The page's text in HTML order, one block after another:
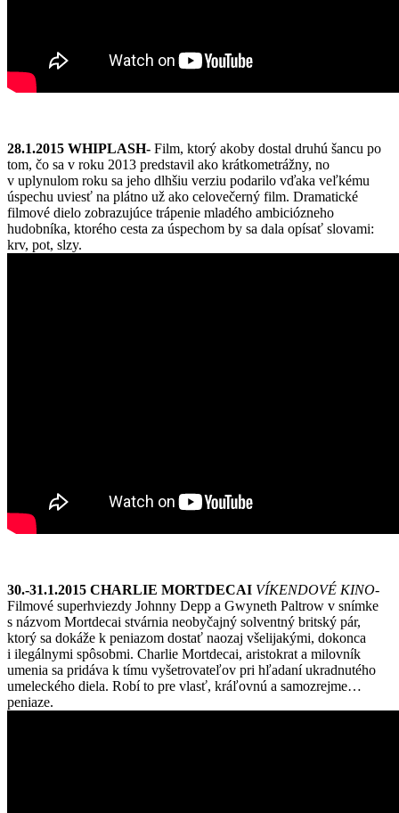
28.1.2015 WHIPLASH- Film, ktorý akoby dostal druhú šancu po
tom, čo sa v roku 2013 predstavil ako krátkometrážny, no
v uplynulom roku sa jeho dlhšiu verziu podarilo vďaka veľkému
úspechu uviesť na plátno už ako celovečerný film. Dramatické
filmové dielo zobrazujúce trápenie mladého ambiciózneho
hudobníka, ktorého cesta za úspechom by sa dala opísať slovami:
krv, pot, slzy.
30.-31.1.2015 CHARLIE MORTDECAI VÍKENDOVÉ KINO-
Filmové superhviezdy Johnny Depp a Gwyneth Paltrow v snímke
s názvom Mortdecai stvárnia neobyčajný solventný britský pár,
ktorý sa dokáže k peniazom dostať naozaj všelijakými, dokonca
i ilegálnymi spôsobmi. Charlie Mortdecai, aristokrat a milovník
umenia sa pridáva k tímu vyšetrovateľov pri hľadaní ukradnutého
umeleckého diela. Robí to pre vlasť, kráľovnú a samozrejme…
peniaze.